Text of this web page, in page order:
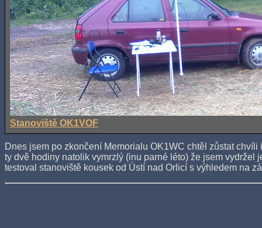
Stanoviště OK1VOF
Dnes jsem po zkončení Memorialu OK1WC chtěl zůstat chvíli
ty dvě hodiny natolik vymrzlý (inu parné léto) že jsem vydržel
testoval stanoviště kousek od Ústí nad Orlicí s výhledem na